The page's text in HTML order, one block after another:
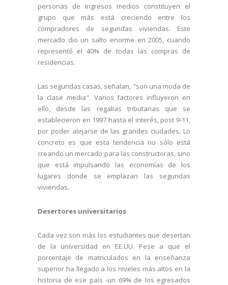
personas de ingresos medios constituyen el
grupo que más está creciendo entre los
compradores de segundas viviendas. Este
mercado dio un salto enorme en 2005, cuando
representó el 40% de todas las compras de
residencias.
Las segundas casas, señalan, "son una moda de
la clase media". Varios factores influyeron en
ello, desde las regalías tributarias que se
establecieron en 1997 hasta el interés, post 9-11,
por poder alejarse de las grandes ciudades. Lo
concreto es que esta tendencia no sólo está
creando un mercado para las constructoras, sino
que está impulsando las economías de los
lugares donde se emplazan las segundas
viviendas.
Desertores universitarios
Cada vez son más los estudiantes que desertan
de la universidad en EE.UU. Pese a que el
porcentaje de matriculados en la enseñanza
superior ha llegado a los niveles más altos en la
historia de ese país -un 69% de los egresados